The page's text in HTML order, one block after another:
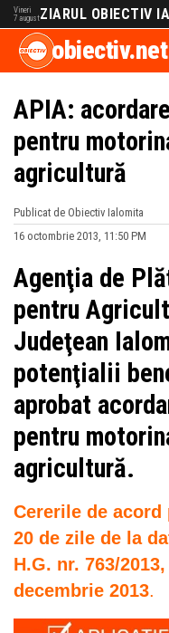
Vineri
7 augustZIARUL OBIECTIV
obiectiv.net
APIA:
pentru
agricultură
Publicat de Obiectiv Ialomita
16 octombrie 2013, 11:50 PM
Agenţia de
pentru
Judeţean
potenţialii
aprobat
pentru
agricultură.
Cererile de acord
20 de zile de la
H.G. nr. 763/
decembrie 2013.